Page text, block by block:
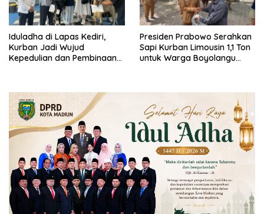
Iduladha di Lapas Kediri,
Kurban Jadi Wujud
Kepedulian dan Pembinaan
Presiden Prabowo Serahkan
Sapi Kurban Limousin 1,1 Ton
untuk Warga Boyolangu